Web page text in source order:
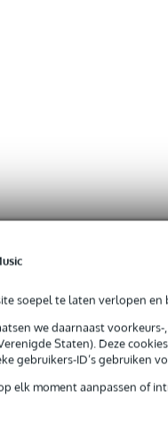
soepel te laten verlopen
we daarnaast
Staten). Deze
gebruikers-ID’s
elk moment aanpassen of
garantie